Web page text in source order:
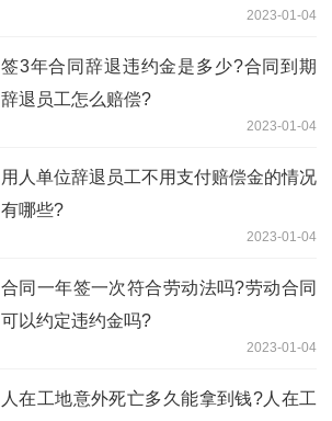
2023-01-04
签3年合同辞退违约金是多少?合同到期
辞退员工怎么赔偿?
2023-01-04
用人单位辞退员工不用支付赔偿金的情况
有哪些?
2023-01-04
合同一年签一次符合劳动法吗?劳动合同
可以约定违约金吗?
2023-01-04
人在工地意外死亡多久能拿到钱?人在工